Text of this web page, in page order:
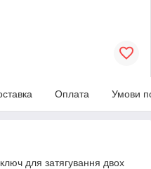
Оплата Умови
для затягування двох